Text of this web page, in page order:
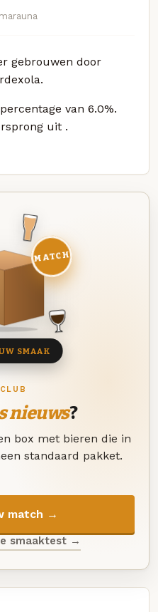
gebrouwen door
van 6.0%.
uit .
nieuws?
box met bieren die in
standaard pakket.
match →
smaaktest →
MATCH
SMAAK